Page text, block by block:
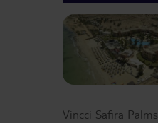
Previous slide
Vincci Safira Palms